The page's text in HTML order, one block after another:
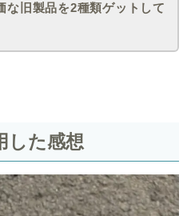
な旧製品を2種類ゲットして
した感想